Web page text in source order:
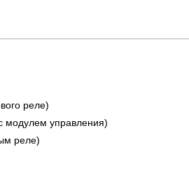
реле)
модулем управления)
реле)